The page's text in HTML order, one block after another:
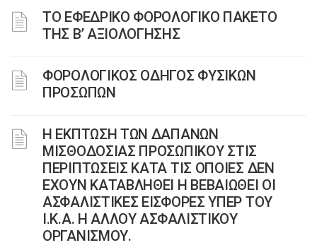
ΤΟ ΕΦΕΔΡΙΚΟ ΦΟΡΟΛΟΓΙΚΟ ΠΑΚΕΤΟ
ΤΗΣ Β’ ΑΞΙΟΛΟΓΗΣΗΣ
ΦΟΡΟΛΟΓΙΚΟΣ ΟΔΗΓΟΣ ΦΥΣΙΚΩΝ
ΠΡΟΣΩΠΩΝ
Η ΕΚΠΤΩΣΗ ΤΩΝ ΔΑΠΑΝΩΝ
ΜΙΣΘΟΔΟΣΙΑΣ ΠΡΟΣΩΠΙΚΟΥ ΣΤΙΣ
ΠΕΡΙΠΤΩΣΕΙΣ ΚΑΤΑ ΤΙΣ ΟΠΟΙΕΣ ΔΕΝ
ΕΧΟΥΝ ΚΑΤΑΒΛΗΘΕΙ Η ΒΕΒΑΙΩΘΕΙ ΟΙ
ΑΣΦΑΛΙΣΤΙΚΕΣ ΕΙΣΦΟΡΕΣ ΥΠΕΡ ΤΟΥ
Ι.Κ.Α. Η ΑΛΛΟΥ ΑΣΦΑΛΙΣΤΙΚΟΥ
ΟΡΓΑΝΙΣΜΟΥ.